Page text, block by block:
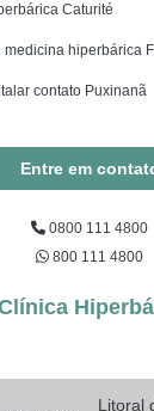
Caturité
hiperbárica
contato Puxinanã
Entre em
0800 111 4800
800 111 4800
Litoral